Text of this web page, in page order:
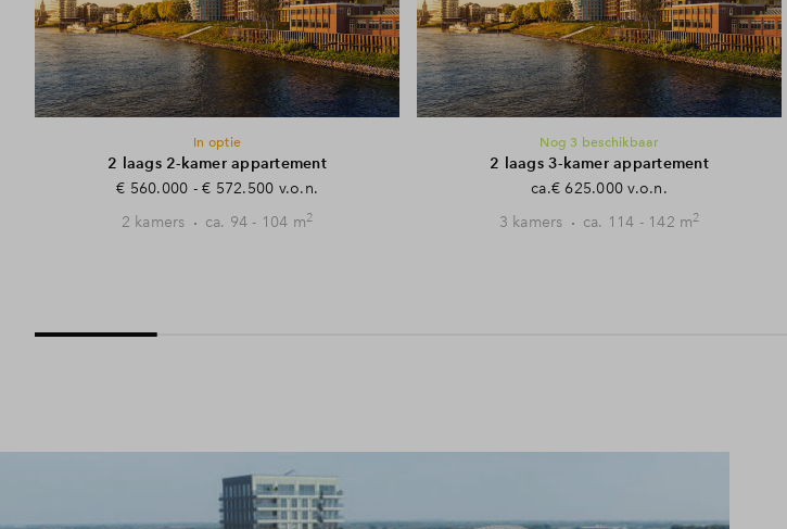
In optie
2 laags 2-kamer appartement
€ 560.000 - € 572.500 v.o.n.
2 kamers
ca. 94 - 104 m2
Nog 3 beschikbaar
2 laags 3-kamer appartement
ca.€ 625.000 v.o.n.
3 kamers
ca. 114 - 142 m2